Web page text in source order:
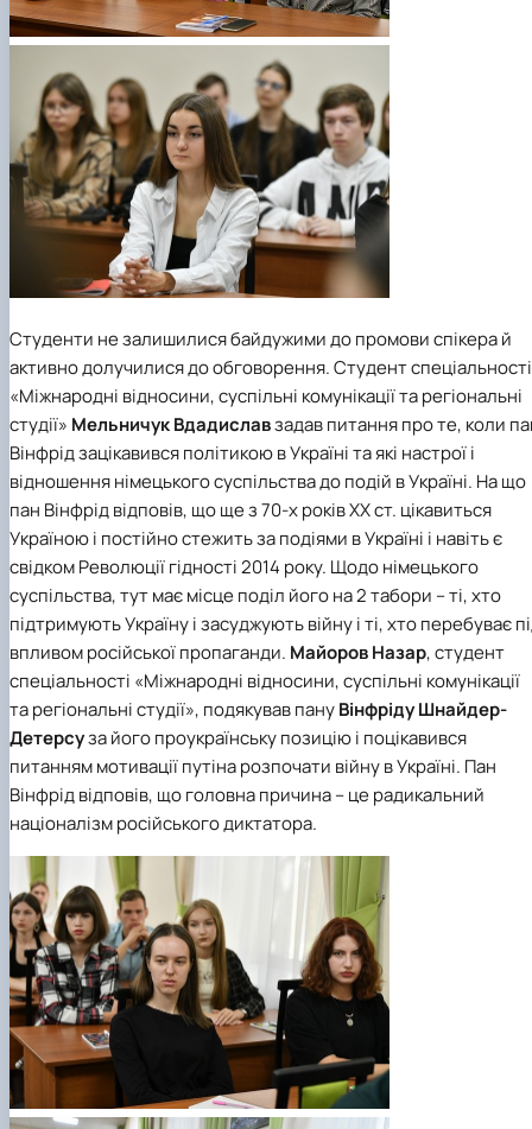
Студенти не залишилися байдужими до промови спікера й
активно долучилися до обговорення. Студент спеціальності
«Міжнародні відносини, суспільні комунікації та регіональні
студії» Мельничук Вдадиславзадав питання про те, коли
Вінфрід зацікавився політикою в Україні та які настрої і
відношення німецького суспільства до подій в Україні. На що
пан Вінфрід відповів, що ще з 70-х років ХХ ст. цікавиться
Україною і постійно стежить за подіями в Україні і навіть є
свідком Революції гідності 2014 року. Щодо німецького
суспільства, тут має місце поділ його на 2 табори – ті, хто
підтримують Україну і засуджують війну і ті, хто перебуває
впливом російської пропаганди. Майоров Назар, студент
спеціальності «Міжнародні відносини, суспільні комунікації
та регіональні студії», подякував пануВінфріду Шнайдер-
Детерсуза його проукраїнську позицію і поцікавився
питанням мотивації путіна розпочати війну в Україні. Пан
Вінфрід відповів, що головна причина – це радикальний
націоналізм російського диктатора.